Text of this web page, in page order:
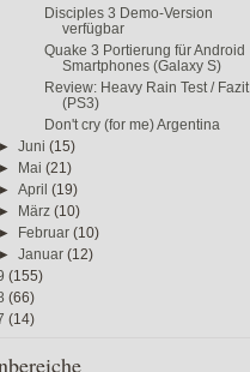
Disciples 3 Demo-Version
verfügbar
Quake 3 Portierung für Android
Smartphones (Galaxy S)
Review: Heavy Rain Test / Fazit
(PS3)
Don't cry (for me) Argentina
►
Juni(15)
► Mai(21)
► April(19)
► März(10)
► Februar(10)
►
Januar(12)
(155)
(66)
(14)